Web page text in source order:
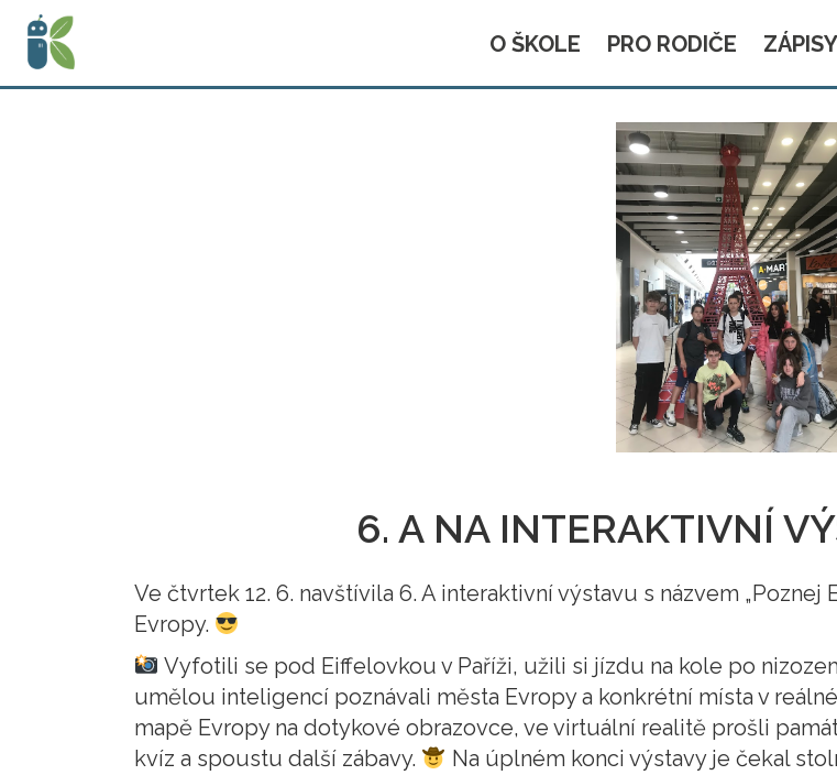
O ŠKOLE PRO RODIČE
6. A NA INTERAKTIVNÍ
Ve čtvrtek 12. 6. navštívila 6. A interaktivní výstavu s názvem
Evropy.
Vyfotili se pod Eiffelovkou v Paříži, užili si jízdu na kole po
umělou inteligencí poznávali města Evropy a konkrétní místa v
mapě Evropy na dotykové obrazovce, ve virtuální realitě prošli
kvíz a spoustu další zábavy.
Na úplném konci výstavy je čekal